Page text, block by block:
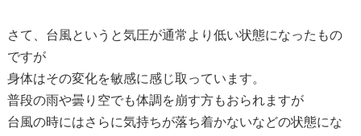
さて、台風というと気圧が通常より低い状態になったもの
ですが
身体はその変化を敏感に感じ取っています。
普段の雨や曇り空でも体調を崩す方もおられますが
台風の時にはさらに気持ちが落ち着かないなどの状態にな